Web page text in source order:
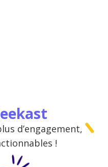
d’engagement,
!